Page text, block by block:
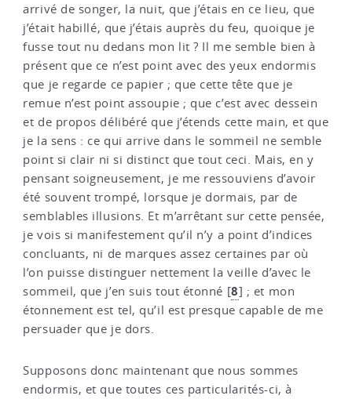
arrivé de songer, la nuit, que j’étais en ce lieu, que
j’était habillé, que j’étais auprès du feu, quoique je
fusse tout nu dedans mon lit ? Il me semble bien à
présent que ce n’est point avec des yeux endormis
que je regarde ce papier ; que cette tête que je
remue n’est point assoupie ; que c’est avec dessein
et de propos délibéré que j’étends cette main, et que
je la sens : ce qui arrive dans le sommeil ne semble
point si clair ni si distinct que tout ceci. Mais, en y
pensant soigneusement, je me ressouviens d’avoir
été souvent trompé, lorsque je dormais, par de
semblables illusions. Et m’arrêtant sur cette pensée,
je vois si manifestement qu’il n’y a point d’indices
concluants, ni de marques assez certaines par où
l’on puisse distinguer nettement la veille d’avec le
sommeil, que j’en suis tout étonné [8] ; et mon
étonnement est tel, qu’il est presque capable de me
persuader que je dors.
Supposons donc maintenant que nous sommes
endormis, et que toutes ces particularités-ci, à